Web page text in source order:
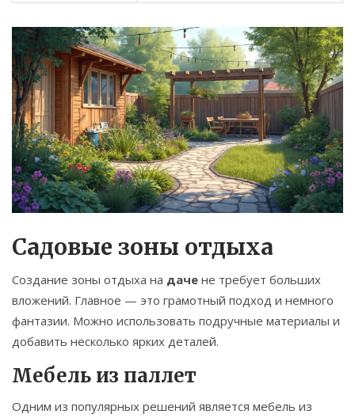
Садовые зоны отдыха
Создание зоны отдыха на даче не требует больших
вложений. Главное — это грамотный подход и немного
фантазии. Можно использовать подручные материалы и
добавить несколько ярких деталей.
Мебель из паллет
Одним из популярных решений является мебель из